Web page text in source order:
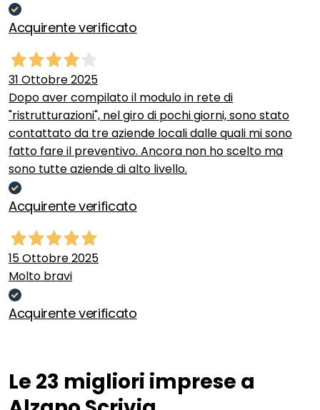
Acquirente verificato
31 Ottobre 2025
Dopo aver compilato il modulo in rete di
"ristrutturazioni", nel giro di pochi giorni, sono stato
contattato da tre aziende locali dalle quali mi sono
fatto fare il preventivo. Ancora non ho scelto ma
sono tutte aziende di alto livello.
Acquirente verificato
15 Ottobre 2025
Molto bravi
Acquirente verificato
Le 23 migliori imprese a